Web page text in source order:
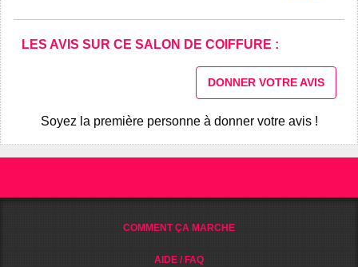
LES AVIS SUR CE SALON DE COIFFURE :
DONNER VOTRE AVIS
Soyez la première personne à donner votre avis !
COMMENT ÇA MARCHE
AIDE / FAQ